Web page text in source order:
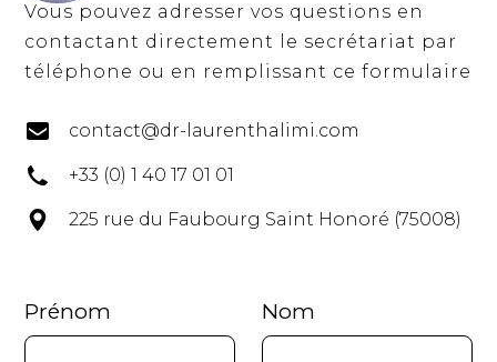
Vous pouvez adresser vos questions en
contactant directement le secrétariat par
téléphone ou en remplissant ce formulaire
contact@dr-laurenthalimi.com
+33 (0) 1 40 17 01 01
225 rue du Faubourg Saint Honoré (75008)
Prénom Nom